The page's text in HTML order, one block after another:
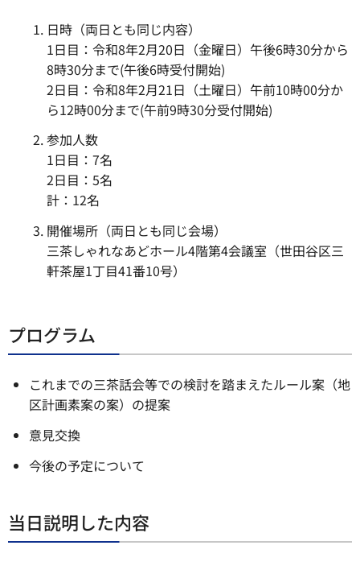
日時（両日とも同じ内容）
1日目：令和8年2月20日（金曜日）午後6時30分から
8時30分まで(午後6時受付開始)
2日目：令和8年2月21日（土曜日）午前10時00分か
ら12時00分まで(午前9時30分受付開始)
参加人数
1日目：7名
2日目：5名
計：12名
開催場所（両日とも同じ会場）
三茶しゃれなあどホール4階第4会議室（世田谷区三
軒茶屋1丁目41番10号）
プログラム
これまでの三茶話会等での検討を踏まえたルール案（地
区計画素案の案）の提案
意見交換
今後の予定について
当日説明した内容